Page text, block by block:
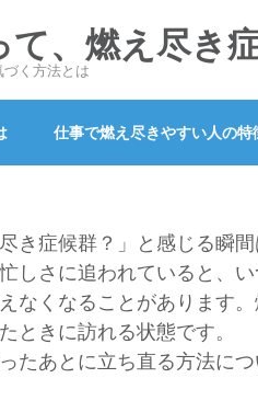
、燃え尽き
く方法とは
仕事で燃え尽きやすい人の特
き症候群？」と感じる瞬
しさに追われていると、
なくなることがあります
ときに訪れる状態です。
たあとに立ち直る方法につ